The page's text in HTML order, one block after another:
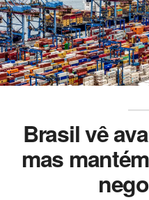
Brasil vê
mas